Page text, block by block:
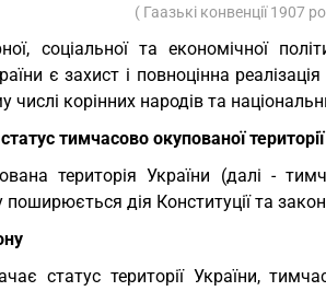
( Гаазькі конвенції 1907
соціальної та економічної
є захист і повноцінна
числі корінних народів та
тимчасово окупованої
територія України (далі -
поширюється дія Конституції та
статус території України,